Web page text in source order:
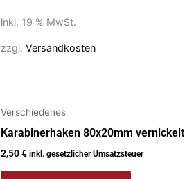
inkl. 19 % MwSt.
zzgl. Versandkosten
Verschiedenes
Karabinerhaken 80x20mm vernickelt
2,50€ inkl. gesetzlicher Umsatzsteuer